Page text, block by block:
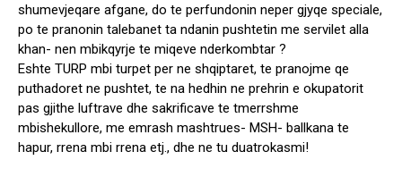
shumevjeqare afgane, do te perfundonin neper gjyqe speciale,
po te pranonin talebanet ta ndanin pushtetin me servilet alla
khan- nen mbikqyrje te miqeve nderkombtar ?
Eshte TURP mbi turpet per ne shqiptaret, te pranojme qe
puthadoret ne pushtet, te na hedhin ne prehrin e okupatorit
pas gjithe luftrave dhe sakrificave te tmerrshme
mbishekullore, me emrash mashtrues- MSH- ballkana te
hapur, rrena mbi rrena etj., dhe ne tu duatrokasmi!